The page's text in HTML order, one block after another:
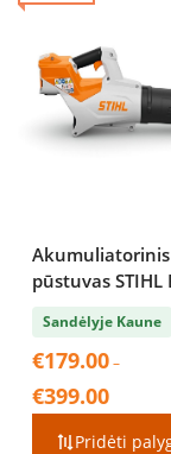
Akumuliatorinis
pūstuvas STIHL
Sandėlyje Kaune
€179.00–
€399.00Price
range:
€179.00
Pridėti